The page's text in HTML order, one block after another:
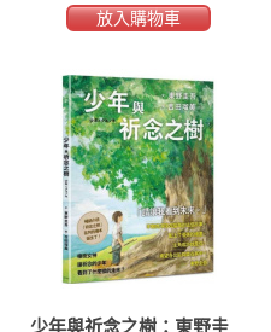
放入購物車
少年與祈念之樹：東野圭